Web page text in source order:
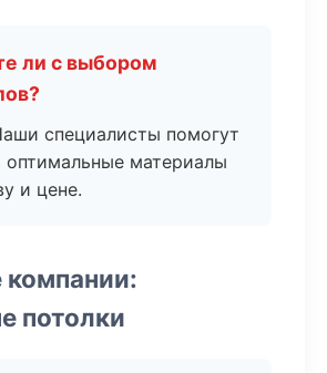
ли с выбором
специалисты помогут
оптимальные материалы
и цене.
потолки